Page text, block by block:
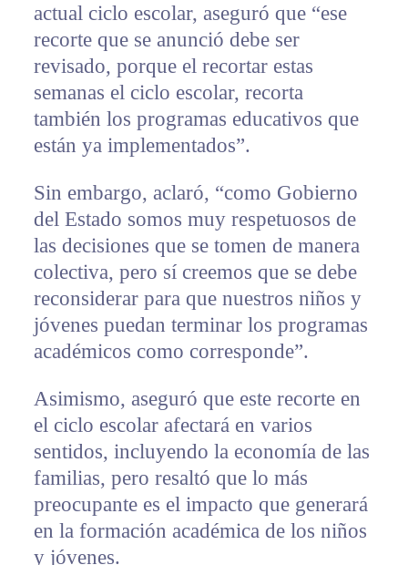
actual ciclo escolar, aseguró que “ese
recorte que se anunció debe ser
revisado, porque el recortar estas
semanas el ciclo escolar, recorta
también los programas educativos que
están ya implementados”.
Sin embargo, aclaró, “como Gobierno
del Estado somos muy respetuosos de
las decisiones que se tomen de manera
colectiva, pero sí creemos que se debe
reconsiderar para que nuestros niños y
jóvenes puedan terminar los programas
académicos como corresponde”.
Asimismo, aseguró que este recorte en
el ciclo escolar afectará en varios
sentidos, incluyendo la economía de las
familias, pero resaltó que lo más
preocupante es el impacto que generará
en la formación académica de los niños
y jóvenes.